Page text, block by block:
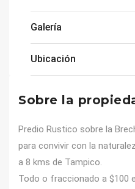
Galería
Ubicación
Sobre la
Predio Rustico sobre la
para convivir con la
a 8 kms de Tampico.
Todo o fraccionado a $100